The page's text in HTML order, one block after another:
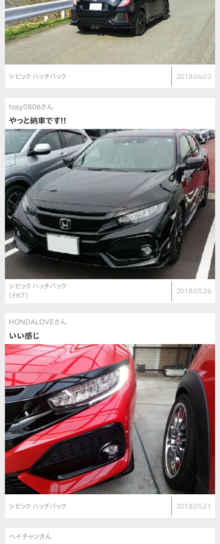
シビック ハッチバック 2018.06.03
tosy0806さん
やっと納車です!!
シビック ハッチバック
（FK7）
2018.05.26
HONDALOVEさん
いい感じ
シビック ハッチバック 2018.05.21
ヘイチャンさん